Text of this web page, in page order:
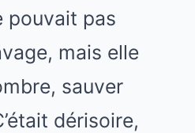
pouvait pas
mais elle
sauver
dérisoire,